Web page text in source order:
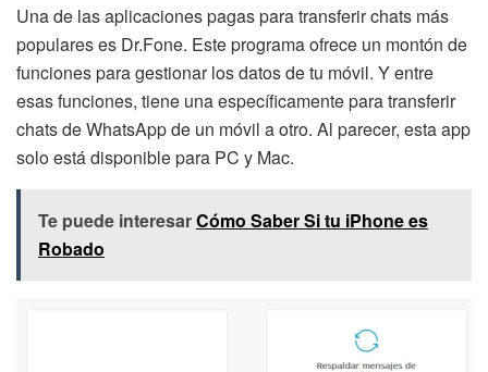
Una de las aplicaciones pagas para transferir chats más
populares es Dr.Fone. Este programa ofrece un montón de
funciones para gestionar los datos de tu móvil. Y entre
esas funciones, tiene una específicamente para transferir
chats de WhatsApp de un móvil a otro. Al parecer, esta app
solo está disponible para PC y Mac.
Te puede interesarCómo Saber Si tu iPhone es
Robado